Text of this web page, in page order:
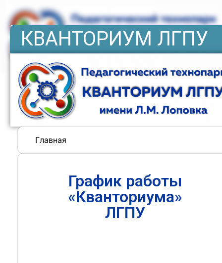
КВАНТОРИУМ ЛГПУ
Главная
График работы
«Кванториума»
ЛГПУ